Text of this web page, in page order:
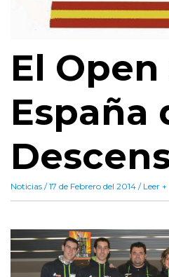
El
España
Noticias / 17 de Febrero del 2014 / Leer +